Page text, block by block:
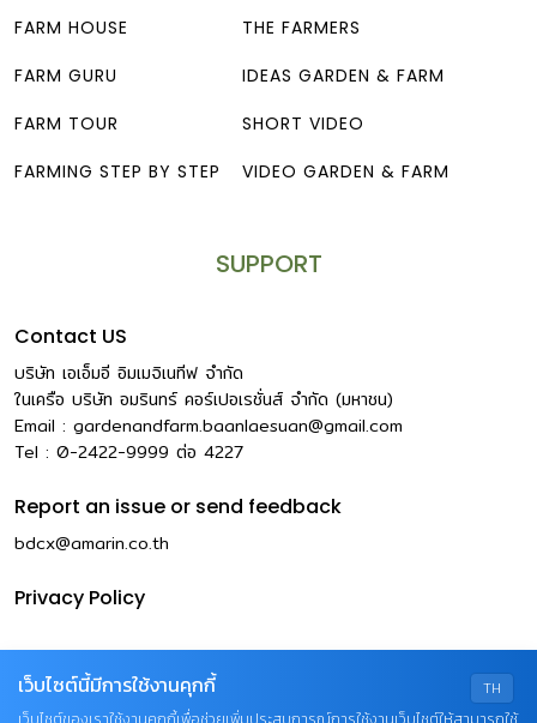
FARM HOUSE
FARM GURU
FARM TOUR
FARMING STEP BY STEP
THE FARMERS
IDEAS GARDEN & FARM
SHORT VIDEO
VIDEO GARDEN & FARM
SUPPORT
Contact US
บริษัท เอเอ็มอี อิมเมจิเนทีฟ จำกัด
ในเครือ บริษัท อมรินทร์ คอร์เปอเรชั่นส์ จำกัด (มหาชน)
Email : gardenandfarm.baanlaesuan@gmail.com
Tel : 0-2422-9999 ต่อ 4227
Report an issue or send feedback
bdcx@amarin.co.th
Privacy Policy
TH
เว็บไซต์นี้มีการใช้งานคุกกี้